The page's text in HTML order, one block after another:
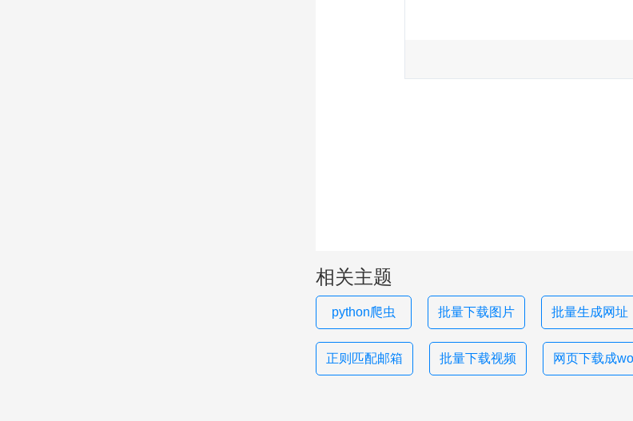
相关主题
python爬虫 批量下载图片 批量生成网址
正则匹配邮箱 批量下载视频 网页下载成